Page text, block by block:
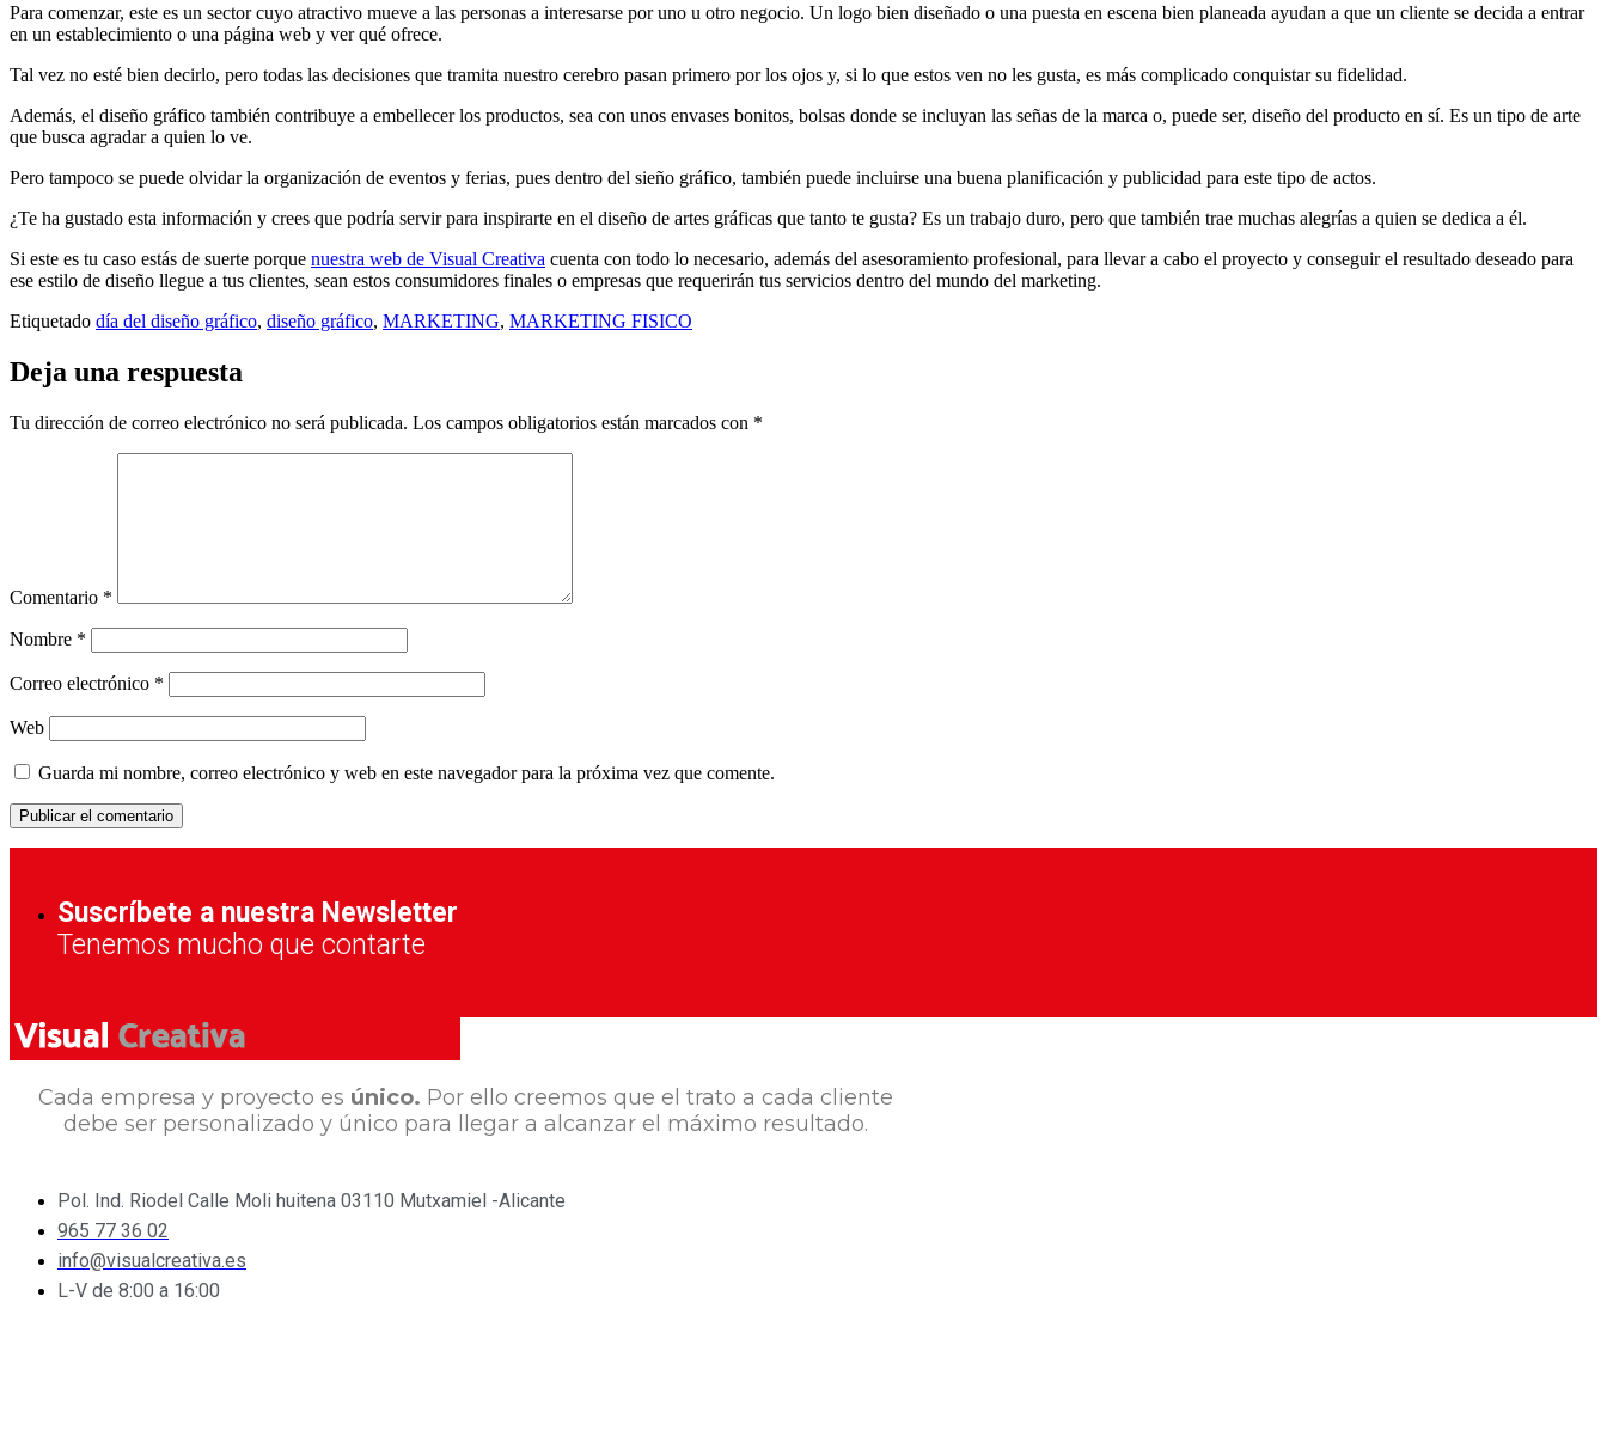
Para comenzar, este es un sector cuyo atractivo mueve a las personas a interesarse por uno u otro negocio. Un logo bien diseñado o una puesta en escena bien planeada ayudan a que un cliente se decida a entrar
en un establecimiento o una página web y ver qué ofrece.
Tal vez no esté bien decirlo, pero todas las decisiones que tramita nuestro cerebro pasan primero por los ojos y, si lo que estos ven no les gusta, es más complicado conquistar su fidelidad.
Además, el diseño gráfico también contribuye a embellecer los productos, sea con unos envases bonitos, bolsas donde se incluyan las señas de la marca o, puede ser, diseño del producto en sí. Es un tipo de arte
que busca agradar a quien lo ve.
Pero tampoco se puede olvidar la organización de eventos y ferias, pues dentro del sieño gráfico, también puede incluirse una buena planificación y publicidad para este tipo de actos.
¿Te ha gustado esta información y crees que podría servir para inspirarte en el diseño de artes gráficas que tanto te gusta? Es un trabajo duro, pero que también trae muchas alegrías a quien se dedica a él.
Si este es tu caso estás de suerte porque nuestra web de Visual Creativa cuenta con todo lo necesario, además del asesoramiento profesional, para llevar a cabo el proyecto y conseguir el resultado deseado para
ese estilo de diseño llegue a tus clientes, sean estos consumidores finales o empresas que requerirán tus servicios dentro del mundo del marketing.
Etiquetado día del diseño gráfico, diseño gráfico, MARKETING, MARKETING FISICO
Deja una respuesta
Tu dirección de correo electrónico no será publicada. Los campos obligatorios están marcados con *
Comentario *
Nombre *
Correo electrónico *
Web
Guarda mi nombre, correo electrónico y web en este navegador para la próxima vez que comente.
Suscríbete a nuestra Newsletter
Tenemos mucho que contarte
Cada empresa y proyecto es único. Por ello creemos que el trato a cada cliente
debe ser personalizado y único para llegar a alcanzar el máximo resultado.
Pol. Ind. Riodel Calle Moli huitena 03110 Mutxamiel -Alicante
965 77 36 02
info@visualcreativa.es
L-V de 8:00 a 16:00